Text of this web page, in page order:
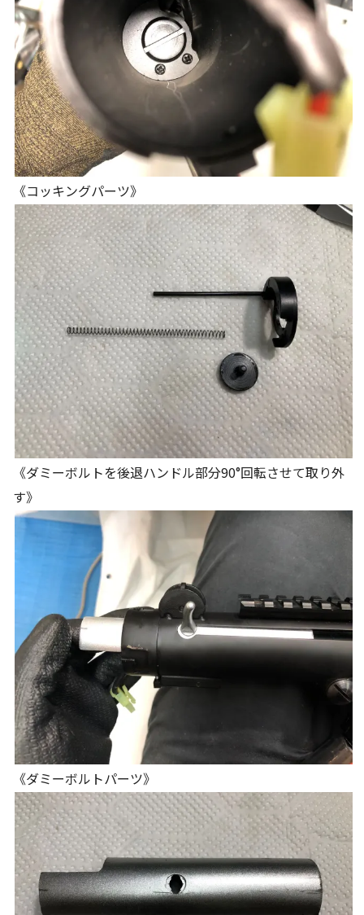
《コッキングパーツ》
《ダミーボルトを後退ハンドル部分90°回転させて取り外
す》
《ダミーボルトパーツ》